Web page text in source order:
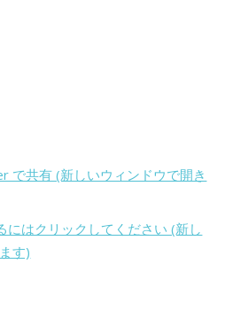
で共有 (新しいウィンドウで開き
にはクリックしてください (新し
す)